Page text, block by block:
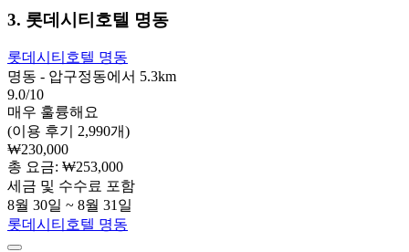
3. 롯데시티호텔 명동
롯데시티호텔 명동
명동 - 압구정동에서 5.3km
9.0/10
매우 훌륭해요
(이용 후기 2,990개)
₩230,000
총 요금: ₩253,000
세금 및 수수료 포함
8월 30일 ~ 8월 31일
롯데시티호텔 명동